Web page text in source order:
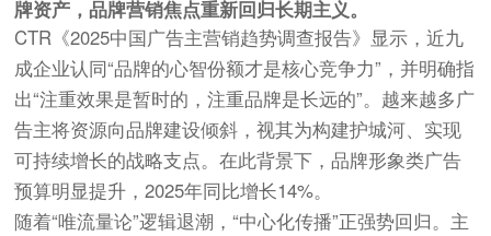
牌资产，品牌营销焦点重新回归长期主义。
CTR《2025中国广告主营销趋势调查报告》显示，近九
成企业认同“品牌的心智份额才是核心竞争力”，并明确指
出“注重效果是暂时的，注重品牌是长远的”。越来越多广
告主将资源向品牌建设倾斜，视其为构建护城河、实现
可持续增长的战略支点。在此背景下，品牌形象类广告
预算明显提升，2025年同比增长14%。
随着“唯流量论”逻辑退潮，“中心化传播”正强势回归。主